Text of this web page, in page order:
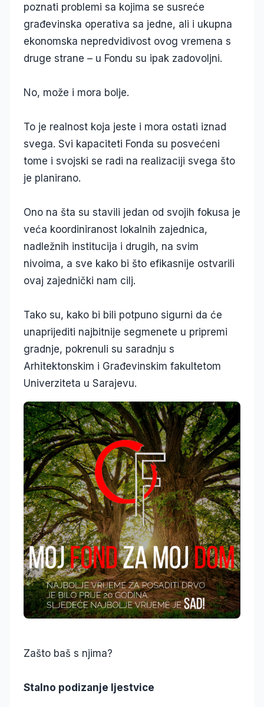
poznati problemi sa kojima se susreće
građevinska operativa sa jedne, ali i ukupna
ekonomska nepredvidivost ovog vremena s
druge strane – u Fondu su ipak zadovoljni.
No, može i mora bolje.
To je realnost koja jeste i mora ostati iznad
svega. Svi kapaciteti Fonda su posvećeni
tome i svojski se radi na realizaciji svega što
je planirano.
Ono na šta su stavili jedan od svojih fokusa je
veća koordiniranost lokalnih zajednica,
nadležnih institucija i drugih, na svim
nivoima, a sve kako bi što efikasnije ostvarili
ovaj zajednički nam cilj.
Tako su, kako bi bili potpuno sigurni da će
unaprijediti najbitnije segmenete u pripremi
gradnje, pokrenuli su saradnju s
Arhitektonskim i Građevinskim fakultetom
Univerziteta u Sarajevu.
Zašto baš s njima?
Stalno podizanje ljestvice